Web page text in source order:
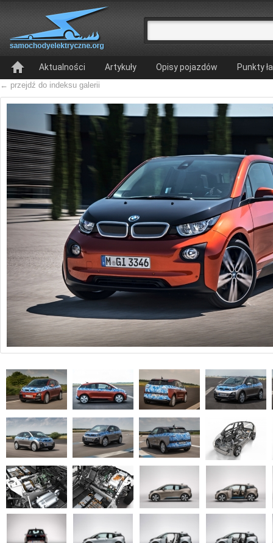
Aktualności Artykuły Opisy pojazdów Punkty
← przejdź do indeksu galerii